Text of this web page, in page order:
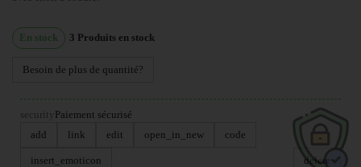
En stock 3 Produits en stock
Besoin de plus de quantité?
security Paiement sécurisé
add
link edit open_in_new code
insert_emoticon
delete